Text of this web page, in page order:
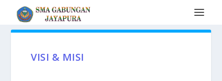
VISI & MISI